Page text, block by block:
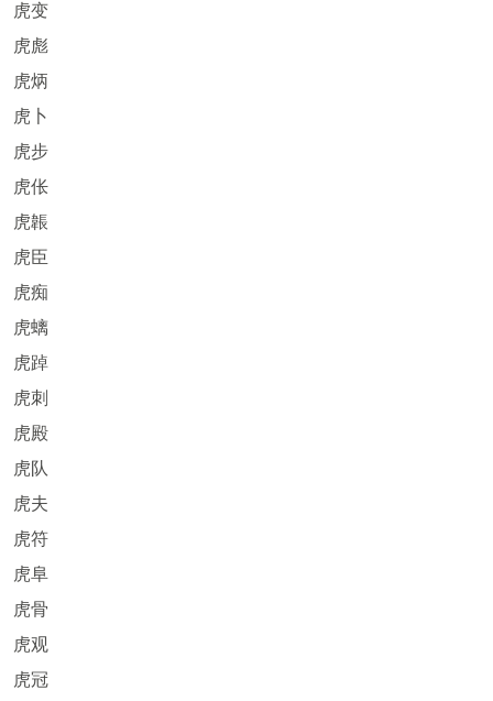
虎变
虎彪
虎炳
虎卜
虎步
虎伥
虎韔
虎臣
虎痴
虎螭
虎踔
虎刺
虎殿
虎队
虎夫
虎符
虎阜
虎骨
虎观
虎冠